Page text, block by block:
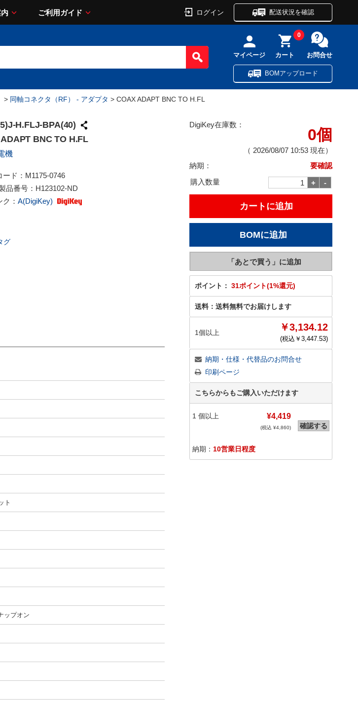
ご利用ガイド ログイン 配送状況を確認
マイページ カート
0
お問合せ
BOMアップロード
> 同軸コネクタ（RF） - アダプタ > COAX ADAPT BNC TO H.FL
H.FLJ-BPA(40)
BNC TO H.FL
機
ド： M1175-0746
品番号： H123102-ND
： A(DigiKey)
DigiKey在庫数：
0個
（ 2026/08/07 10:53 現在）
納期：
要確認
購入数量
ポイント： 31ポイント(1%還元)
送料： 送料無料でお届けします
1個以上 ￥3,134.12
(税込￥ 3,447.53)
納期・仕様・代替品のお問合せ
印刷ページ
こちらからもご購入いただけます
1 個以上 ¥4,419
(税込 ¥4,860)
納期： 10営業日程度
確認する
ト
ップオン